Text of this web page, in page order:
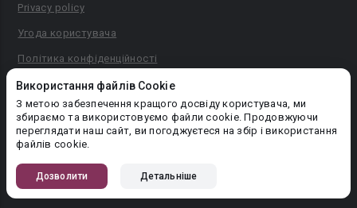
Використання файлів Cookie
З метою забезпечення кращого досвіду користувача, ми
збираємо та використовуємо файли cookie. Продовжуючи
переглядати наш сайт, ви погоджуєтеся на збір і використання
файлів cookie.
Дозволити Детальніше
Privacy policy
Угода користувача
Політика конфіденційності
Правила публікації авторського контенту
PR-вiддiл: pr@booknet.com
© 2026 Booknet. Всі права захищено.
Narva mnt 5, Tallinn 10117, Естонія